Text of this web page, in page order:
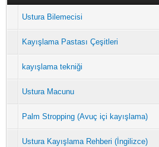
Ustura Bilemecisi
Kayışlama Pastası Çeşitleri
kayışlama tekniği
Ustura Macunu
Palm Stropping (Avuç içi kayışlama)
Ustura Kayışlama Rehberi (İngilizce)